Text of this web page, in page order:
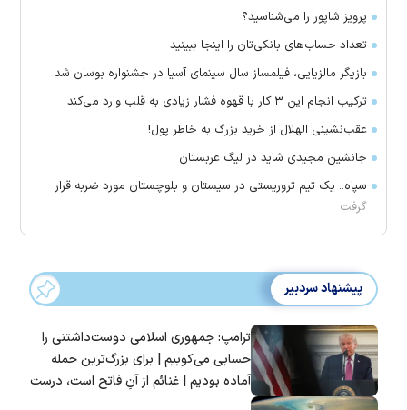
پرویز شاپور را می‌شناسید؟
تعداد حساب‌های بانکی‌تان را اینجا ببینید
بازیگر مالزیایی، فیلمساز سال سینمای آسیا در جشنواره بوسان شد
ترکیب انجام این ۳ کار با قهوه فشار زیادی به قلب وارد می‌کند
عقب‌نشینی الهلال از خرید بزرگ به خاطر پول!
جانشین مجیدی شاید در لیگ عربستان
سپاه:: یک تیم تروریستی در سیستان و بلوچستان مورد ضربه قرار
گرفت
پیشنهاد سردبیر
ترامپ: جمهوری اسلامی دوست‌داشتنی را
حسابی می‌کوبیم | برای بزرگ‌ترین حمله
آماده بودیم | غنائم از آنِ فاتح است، درست